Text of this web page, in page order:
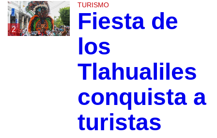
2
TURISMO
Fiesta de
los
Tlahualiles
conquista a
turistas